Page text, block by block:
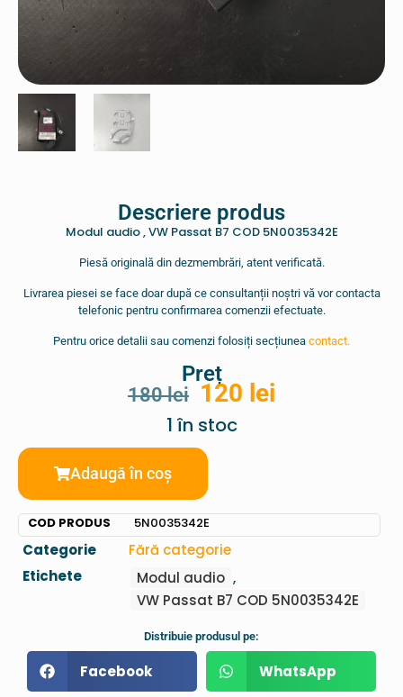
Descriere produs
Modul audio , VW Passat B7 COD 5N0035342E
Piesă originală din dezmembrări, atent verificată.
Livrarea piesei se face doar după ce consultanții noștri vă vor contacta
telefonic pentru confirmarea comenzii efectuate.
Pentru orice detalii sau comenzi folosiți secțiunea contact.
Preț
180lei 120 lei
1 în stoc
Adaugă în coș
COD PRODUS 5N0035342E
Categorie
Fără categorie
Etichete
Modul audio ,
VW Passat B7 COD 5N0035342E
Distribuie produsul pe:
Facebook WhatsApp